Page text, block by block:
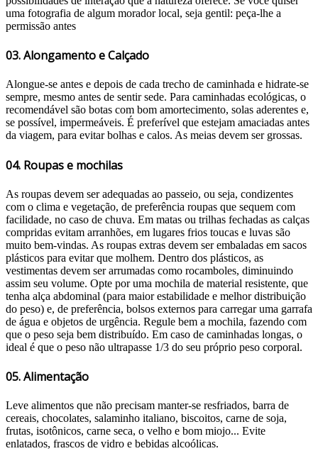
uma fotografia de algum morador local, seja gentil: peça-lhe a
permissão antes
03. Alongamento e Calçado
Alongue-se antes e depois de cada trecho de caminhada e hidrate-se
sempre, mesmo antes de sentir sede. Para caminhadas ecológicas, o
recomendável são botas com bom amortecimento, solas aderentes e,
se possível, impermeáveis. É preferível que estejam amaciadas antes
da viagem, para evitar bolhas e calos. As meias devem ser grossas.
04. Roupas e mochilas
As roupas devem ser adequadas ao passeio, ou seja, condizentes
com o clima e vegetação, de preferência roupas que sequem com
facilidade, no caso de chuva. Em matas ou trilhas fechadas as calças
compridas evitam arranhões, em lugares frios toucas e luvas são
muito bem-vindas. As roupas extras devem ser embaladas em sacos
plásticos para evitar que molhem. Dentro dos plásticos, as
vestimentas devem ser arrumadas como rocamboles, diminuindo
assim seu volume. Opte por uma mochila de material resistente, que
tenha alça abdominal (para maior estabilidade e melhor distribuição
do peso) e, de preferência, bolsos externos para carregar uma garrafa
de água e objetos de urgência. Regule bem a mochila, fazendo com
que o peso seja bem distribuído. Em caso de caminhadas longas, o
ideal é que o peso não ultrapasse 1/3 do seu próprio peso corporal.
05. Alimentação
Leve alimentos que não precisam manter-se resfriados, barra de
cereais, chocolates, salaminho italiano, biscoitos, carne de soja,
frutas, isotônicos, carne seca, o velho e bom miojo... Evite
enlatados, frascos de vidro e bebidas alcoólicas.